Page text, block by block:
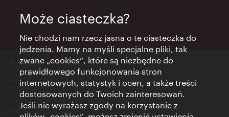
Kontakt
Credits
Zgoda na przetwarzanie danych osobowych
Terms of Use
Może ciasteczka?
Nie chodzi nam rzecz jasna o te ciasteczka do
jedzenia. Mamy na myśli specjalne pliki, tak
zwane „cookies”, które są niezbędne do
prawidłowego funkcjonowania stron
internetowych, statystyk i ocen, a także treści
dostosowanych do Twoich zainteresowań.
Jeśli nie wyrażasz zgody na korzystanie z